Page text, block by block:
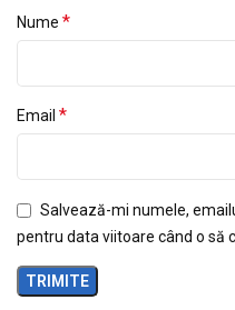
Nume *
Email *
Salvează-mi numele,
pentru data viitoare când o să